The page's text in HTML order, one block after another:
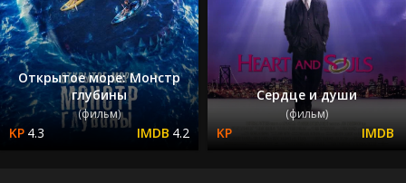
Открытое море: Монстр
глубины
(фильм)
4.3 4.2
Сердце и души
(фильм)